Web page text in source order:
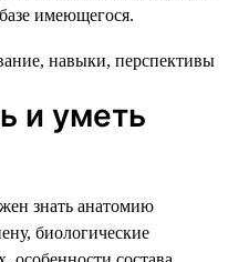
имеющегося.
и уметь
знать анатомию
биологические